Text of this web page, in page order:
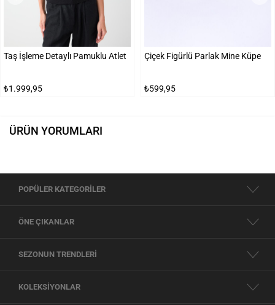
Taş İşleme Detaylı Pamuklu Atlet
₺1.999,95
Çiçek Figürlü Parlak Mine Küpe
₺599,95
ÜRÜN YORUMLARI
POPÜLER KATEGORİLER
ÖNE ÇIKANLAR
SEZONUN TRENDLERİ
KOLEKSİYONLAR